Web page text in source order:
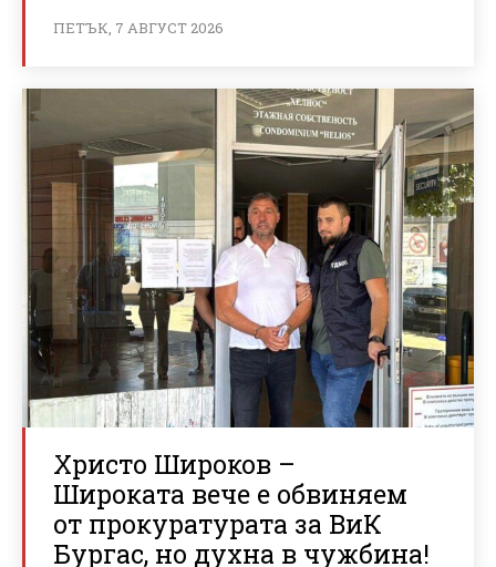
ПЕТЪК, 7 АВГУСТ 2026
Христо Широков –
Широката вече е обвиняем
от прокуратурата за ВиК
Бургас, но духна в чужбина!